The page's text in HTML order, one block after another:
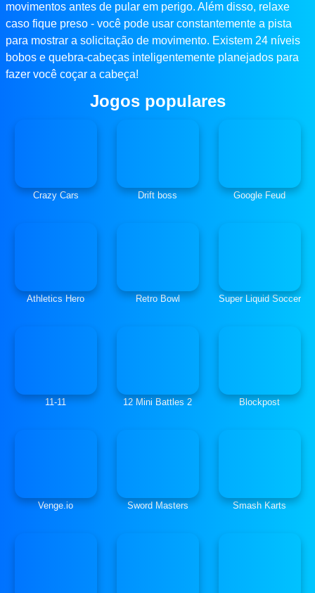
movimentos antes de pular em perigo. Além disso, relaxe
caso fique preso - você pode usar constantemente a pista
para mostrar a solicitação de movimento. Existem 24 níveis
bobos e quebra-cabeças inteligentemente planejados para
fazer você coçar a cabeça!
Jogos populares
Crazy Cars Drift boss Google Feud
Athletics Hero Retro Bowl Super Liquid Soccer
11-11 12 Mini Battles 2 Blockpost
Venge.io Sword Masters Smash Karts